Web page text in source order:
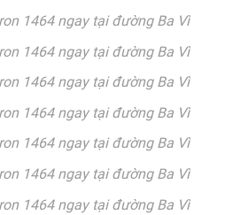
1464 ngay tại đường Ba Vì
1464 ngay tại đường Ba Vì
1464 ngay tại đường Ba Vì
1464 ngay tại đường Ba Vì
1464 ngay tại đường Ba Vì
1464 ngay tại đường Ba Vì
1464 ngay tại đường Ba Vì